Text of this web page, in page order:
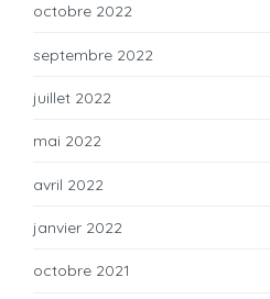
octobre 2022
septembre 2022
juillet 2022
mai 2022
avril 2022
janvier 2022
octobre 2021